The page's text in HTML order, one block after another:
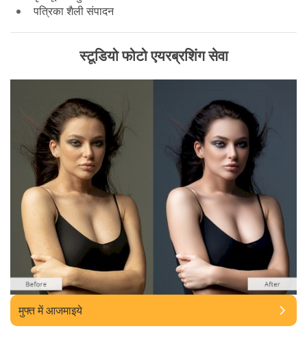
पत्रिका शैली संपादन
स्टूडियो फोटो एयरब्रशिंग सेवा
मुफ्त में आजमाइये